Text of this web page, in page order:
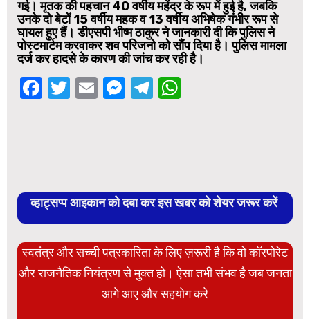
गई। मृतक की पहचान 40 वर्षीय महेंद्र के रूप में हुई है, जबकि
उनके दो बेटों 15 वर्षीय महक व 13 वर्षीय अभिषेक गंभीर रूप से
घायल हुए हैं। डीएसपी भीष्म ठाकुर ने जानकारी दी कि पुलिस ने
पोस्टमार्टम करवाकर शव परिजनो को सौंप दिया है। पुलिस मामला
दर्ज कर हादसे के कारण की जांच कर रही है।
Facebook
Twitter
EmailMessenger
Telegram
व्हाट्सप्प आइकान को दबा कर इस खबर को शेयर जरूर करें
स्वतंत्र और सच्ची पत्रकारिता के लिए ज़रूरी है कि वो कॉरपोरेट
और राजनैतिक नियंत्रण से मुक्त हो। ऐसा तभी संभव है जब जनता
आगे आए और सहयोग करे